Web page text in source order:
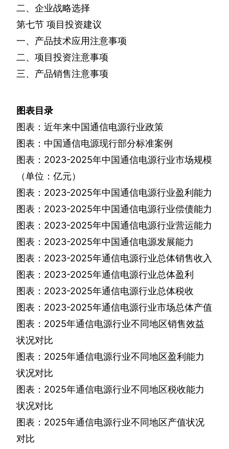
二、企业战略选择
第七节 项目投资建议
一、产品技术应用注意事项
二、项目投资注意事项
三、产品销售注意事项
图表目录
图表：近年来中国通信电源行业政策
图表：中国通信电源现行部分标准案例
图表： 2023-2025年中国通信电源行业市场规模
（单位：亿元）
图表： 2023-2025年中国通信电源行业盈利能力
图表： 2023-2025年中国通信电源行业偿债能力
图表： 2023-2025年中国通信电源行业营运能力
图表： 2023-2025年中国通信电源发展能力
图表： 2023-2025年通信电源行业总体销售收入
图表： 2023-2025年通信电源行业总体盈利
图表： 2023-2025年通信电源行业总体税收
图表： 2023-2025年通信电源行业市场总体产值
图表： 2025年通信电源行业不同地区销售效益
状况对比
图表： 2025年通信电源行业不同地区盈利能力
状况对比
图表： 2025年通信电源行业不同地区税收能力
状况对比
图表： 2025年通信电源行业不同地区产值状况
对比